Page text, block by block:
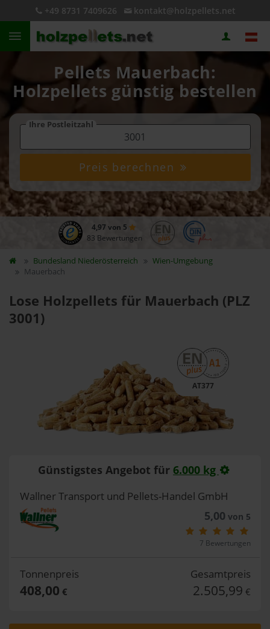
+49 8731 7409626 kontakt@holzpellets.net
Pellets Mauerbach:
Holzpellets günstig bestellen
Ihre Postleitzahl
Preis berechnen
4,97 von 5
83 Bewertungen
Bundesland Niederösterreich
Wien-Umgebung
Mauerbach
Lose Holzpellets für Mauerbach (PLZ
3001)
AT377
Günstigstes Angebot für 6.000 kg
Wallner Transport und Pellets-Handel GmbH
5,00 von 5
7 Bewertungen
Tonnenpreis
408,00 €
Gesamtpreis
2.505,99 €